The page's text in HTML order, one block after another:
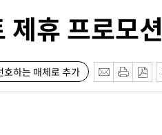
제휴 프로모션
호하는 매체로 추가